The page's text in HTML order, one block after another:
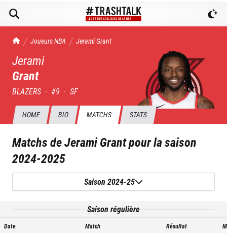
TrashTalk Actu NBA
Joueurs NBA JeramiGrant
Jerami
Grant
BLAZERS · #9 · SF
HOME BIO MATCHS STATS
Matchs deJerami Grantpour la saison
2024-2025
Saison 2024-25
Saison régulière
Date Match Résultat